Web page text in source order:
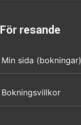
För resande
Min sida (bokningar)
Bokningsvillkor